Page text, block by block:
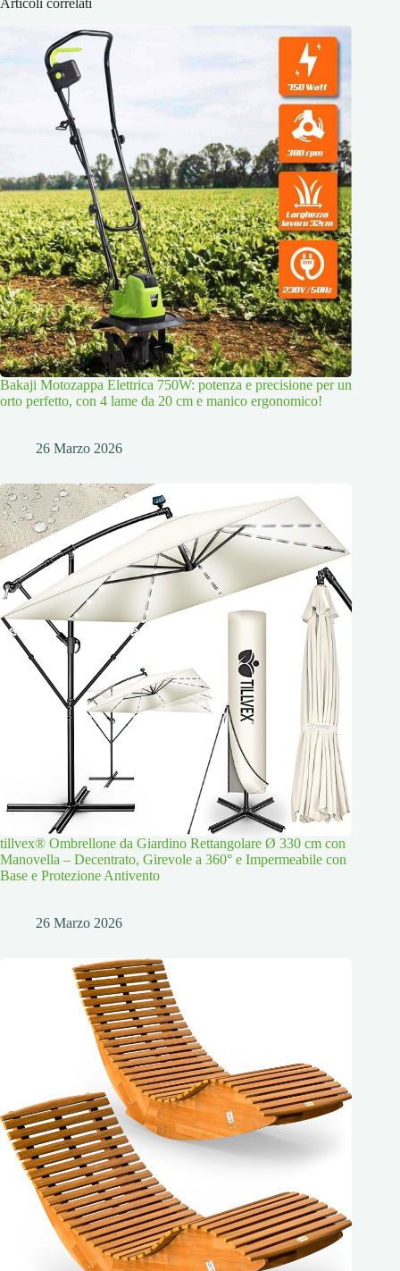
Articoli correlati
Bakaji Motozappa Elettrica 750W: potenza e precisione per un
orto perfetto, con 4 lame da 20 cm e manico ergonomico!
26 Marzo 2026
tillvex® Ombrellone da Giardino Rettangolare Ø 330 cm con
Manovella – Decentrato, Girevole a 360° e Impermeabile con
Base e Protezione Antivento
26 Marzo 2026